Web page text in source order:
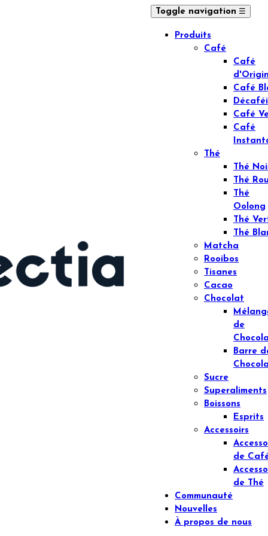
Toggle navigation ☰
Produits
Café
Café
Café
Café
Café
Thé
Thé
Thé
Thé
Oolong
Thé
Thé
Matcha
Rooibos
Tisanes
Cacao
Chocolat
de
Barre
Sucre
Superaliments
Boissons
Esprits
Accessoirs
de
de Thé
Communauté
Nouvelles
À propos de nous